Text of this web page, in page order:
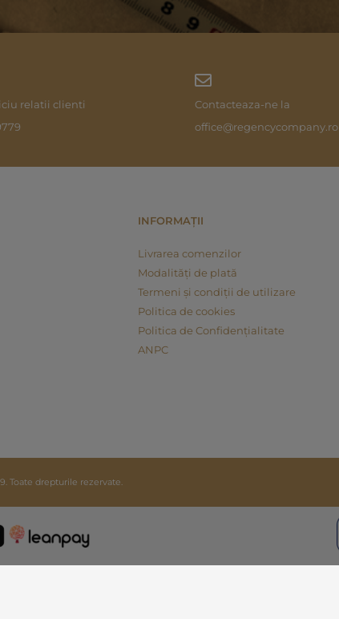
relatii clienti
Contacteaza-ne la
office@regencycompany.ro
INFORMAȚII
Livrarea comenzilor
Modalități de plată
Termeni și condiții de utilizare
Politica de cookies
Politica de Confidențialitate
ANPC
Toate drepturile rezervate.